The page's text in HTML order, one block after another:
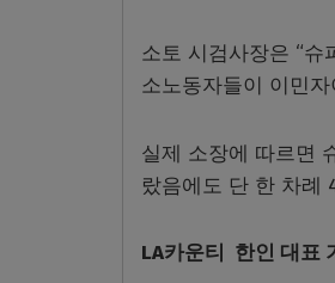
소토 시검사장은 “슈
소노동자들이 이민
실제 소장에 따르면
랐음에도 단 한 차례
LA카운티 한인 대표